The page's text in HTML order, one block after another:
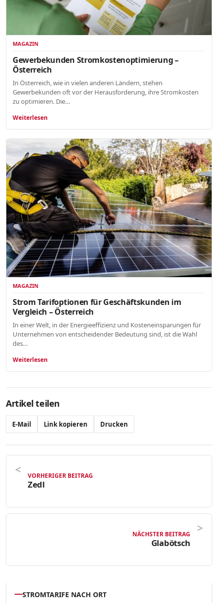
MAGAZIN
Gewerbekunden Stromkostenoptimierung –
Österreich
In Österreich, wie in vielen anderen Ländern, stehen
Gewerbekunden oft vor der Herausforderung, ihre Stromkosten
zu optimieren. Die…
Weiterlesen
MAGAZIN
Strom Tarifoptionen für Geschäftskunden im
Vergleich – Österreich
In einer Welt, in der Energieeffizienz und Kosteneinsparungen für
Unternehmen von entscheidender Bedeutung sind, ist die Wahl
des…
Weiterlesen
Artikel teilen
E-Mail Link kopieren Drucken
VORHERIGER BEITRAG
Zedl
NÄCHSTER BEITRAG
Glabötsch
STROMTARIFE NACH ORT